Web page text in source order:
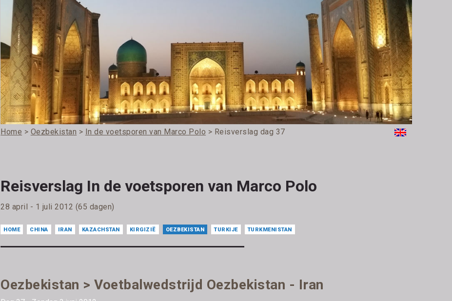
Home > Oezbekistan > In de voetsporen van Marco Polo > Reisverslag dag 37
Reisverslag In de voetsporen van Marco Polo
28 april - 1 juli 2012 (65 dagen)
HOME CHINA IRAN KAZACHSTAN KIRGIZIË OEZBEKISTAN TURKIJE TURKMENISTAN
Oezbekistan > Voetbalwedstrijd Oezbekistan - Iran